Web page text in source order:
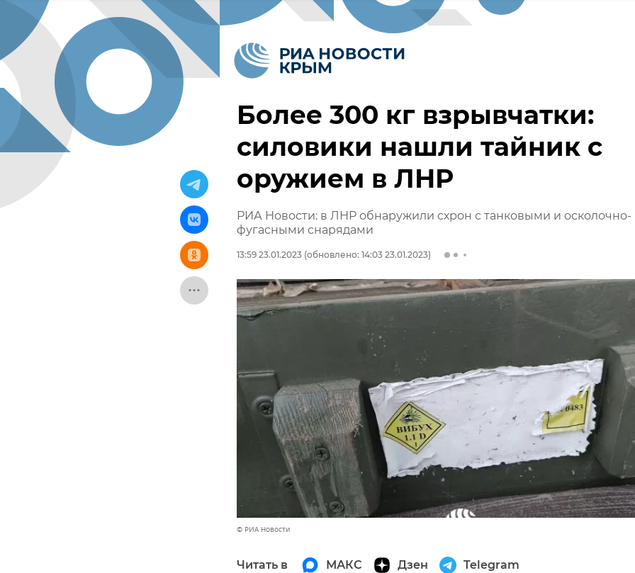
Более 300 кг взрывчатки:
силовики нашли тайник с
оружием в ЛНР
РИА Новости: в ЛНР обнаружили схрон с танковыми и осколочно-
фугасными снарядами
13:59 23.01.2023 (обновлено: 14:03 23.01.2023)
© РИА Новости
Читать в МАКС Дзен Telegram